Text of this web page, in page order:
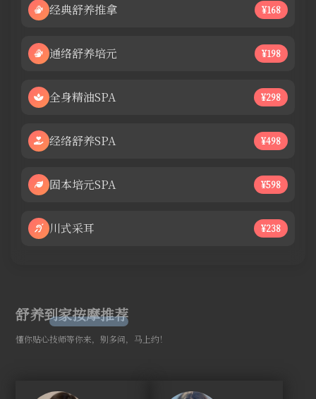
经典舒养推拿 ¥168
通络舒养培元 ¥198
全身精油SPA ¥298
经络舒养SPA ¥498
固本培元SPA ¥598
川式采耳 ¥238
舒养到家按摩推荐
懂你贴心技师等你来，别多问，马上约！